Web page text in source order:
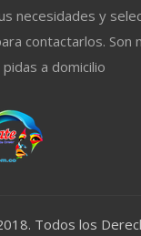
necesidades y
contactarlos. Son
a domicilio
Todos los